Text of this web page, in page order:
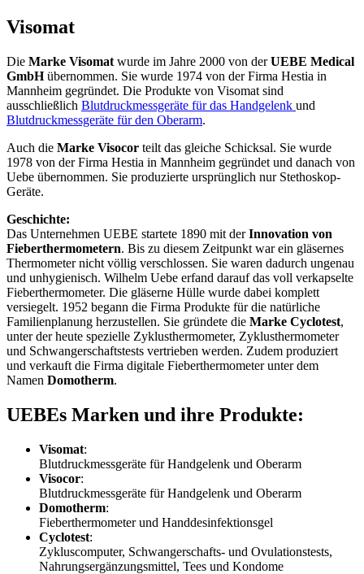
Visomat
Die Marke Visomat wurde im Jahre 2000 von derUEBE Medical
GmbHübernommen. Sie wurde 1974 von der Firma Hestia in
Mannheim gegründet. Die Produkte von Visomat sind
ausschließlich Blutdruckmessgeräte für das Handgelenk und
Blutdruckmessgeräte für den Oberarm.
Auch die Marke Visocor teilt das gleiche Schicksal. Sie wurde
1978 von der Firma Hestia in Mannheim gegründet und danach von
Uebe übernommen. Sie produzierte ursprünglich nur Stethoskop-
Geräte.
Geschichte:
Das Unternehmen UEBE startete 1890 mit derInnovation von
Fieberthermometern. Bis zu diesem Zeitpunkt war ein gläsernes
Thermometer nicht völlig verschlossen. Sie waren dadurch ungenau
und unhygienisch. Wilhelm Uebe erfand darauf das voll verkapselte
Fieberthermometer. Die gläserne Hülle wurde dabei komplett
versiegelt. 1952 begann die Firma Produkte für die natürliche
Familienplanung herzustellen. Sie gründete die Marke Cyclotest,
unter der heute spezielle Zyklusthermometer, Zyklusthermometer
und Schwangerschaftstests vertrieben werden. Zudem produziert
und verkauft die Firma digitale Fieberthermometer unter dem
Namen Domotherm.
UEBEs Marken und ihre Produkte:
Visomat:
Blutdruckmessgeräte für Handgelenk und Oberarm
Visocor:
Blutdruckmessgeräte für Handgelenk und Oberarm
Domotherm:
Fieberthermometer und Handdesinfektionsgel
Cyclotest:
Zykluscomputer, Schwangerschafts- und Ovulationstests,
Nahrungsergänzungsmittel, Tees und Kondome